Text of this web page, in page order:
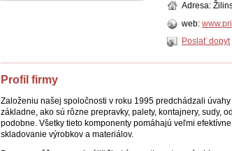
Adresa:
web:
Poslať dopyt
Profil firmy
Založeniu našej spoločnosti v roku 1995 predchádzali
základne, ako sú rôzne prepravky, palety, kontajnery, sudy,
podobne. Všetky tieto komponenty pomáhajú veľmi
skladovanie výrobkov a materiálov.